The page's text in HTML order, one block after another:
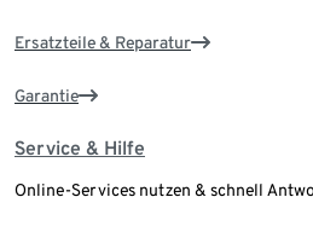
Ersatzteile & Reparatur
Garantie
Service & Hilfe
Online-Services nutzen & schnell